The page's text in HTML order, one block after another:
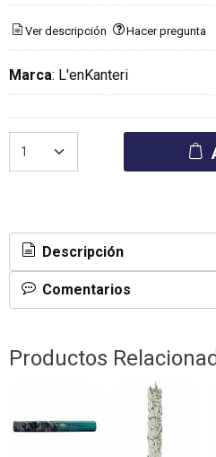
Ver descripción Hacer pregunta
Marca: L'enKanteri
Descripción
Comentarios
Productos